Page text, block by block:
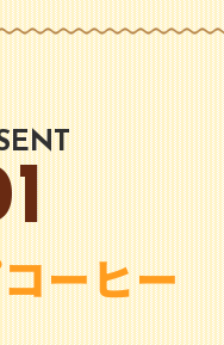
ーヒー